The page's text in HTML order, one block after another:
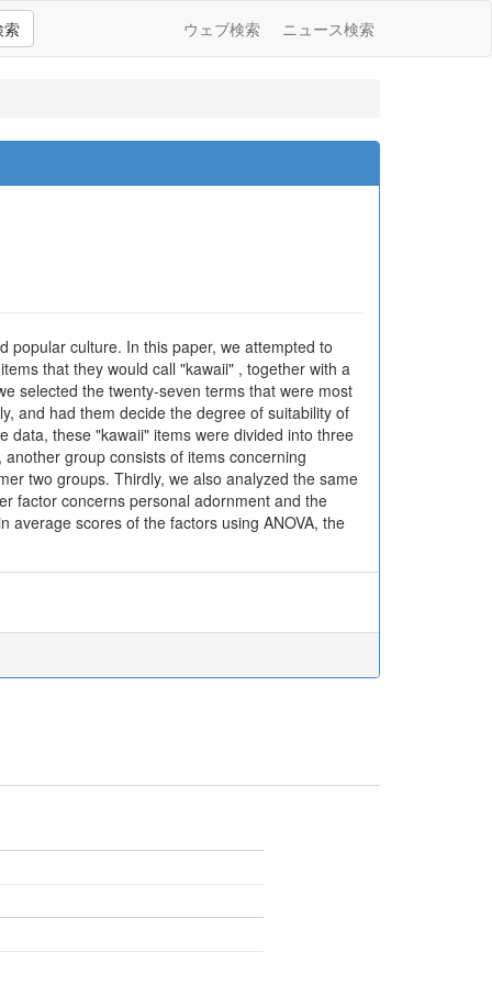
索 ウェブ検索 ニュース検索
popular culture. In this paper, we attempted to
that they would call "kawaii" , together with a
selected the twenty-seven terms that were most
and had them decide the degree of suitability of
data, these "kawaii" items were divided into three
group consists of items concerning
two groups. Thirdly, we also analyzed the same
factor concerns personal adornment and the
average scores of the factors using ANOVA, the